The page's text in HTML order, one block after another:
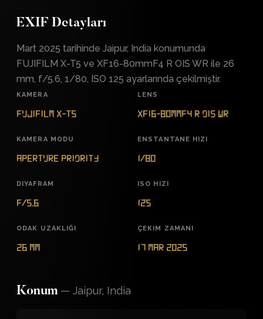
EXIF Detayları
Mart 2025 tarihinde Jaipur, India konumunda
FUJIFILM X-T5 ve XF16-80mmF4 R OIS WR ile 26
mm, f/5.6, 1/80, ISO 125 ayarlarında çekilmiştir.
KAMERA
FUJIFILM X-T5
LENS
XF16-80mmF4 R OIS WR
KAMERA MODU
Aperture Priority
ENSTANTANE HIZI
1/80
DIYAFRAM
f/5.6
ISO HIZI
125
ODAK UZAKLIĞI
26 mm
ÇEKIM ZAMANI
17 Mar 2025
Konum — Jaipur, India